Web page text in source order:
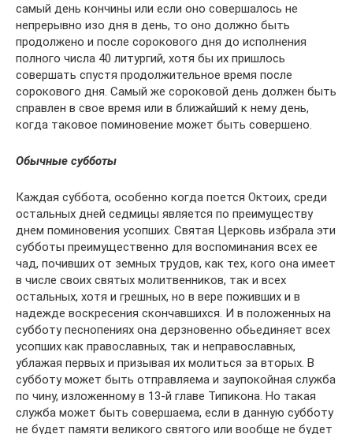
самый день кончины или если оно совершалось не
непрерывно изо дня в день, то оно должно быть
продолжено и после сорокового дня до исполнения
полного числа 40 литургий, хотя бы их пришлось
совершать спустя продолжительное время после
сорокового дня. Самый же сороковой день должен быть
справлен в свое время или в ближайший к нему день,
когда таковое поминовение может быть совершено.
Обычные субботы
Каждая суббота, особенно когда поется Октоих, среди
остальных дней седмицы является по преимуществу
днем поминовения усопших. Святая Церковь избрала эти
субботы преимущественно для воспоминания всех ее
чад, почивших от земных трудов, как тех, кого она имеет
в числе своих святых молитвенников, так и всех
остальных, хотя и грешных, но в вере поживших и в
надежде воскресения скончавшихся. И в положенных на
субботу песнопениях она дерзновенно обьединяет всех
усопших как православных, так и неправославных,
ублажая первых и призывая их молиться за вторых. В
субботу может быть отправляема и заупокойная служба
по чину, изложенному в 13-й главе Типикона. Но такая
служба может быть совершаема, если в данную субботу
не будет памяти великого святого или вообще не будет